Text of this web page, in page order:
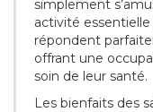
simplement
activité
répondent
offrant une
soin de leur santé.
Les bienfaits des